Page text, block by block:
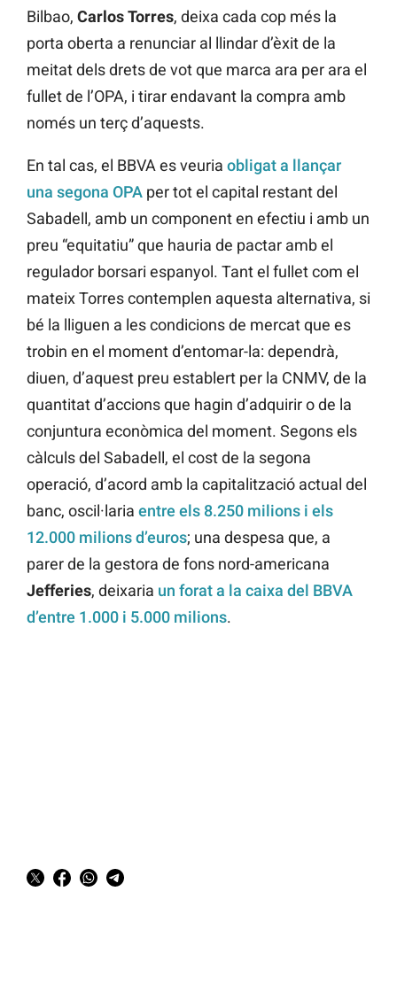
Bilbao, CarlosTorres, deixa cada cop més la
porta oberta a renunciar al llindar d’èxit de la
meitat dels drets de vot que marca ara per ara el
fullet de l’OPA, i tirar endavant la compra amb
només un terç d’aquests.
En tal cas, el BBVA es veuria obligat a llançar
una segona OPA per tot el capital restant del
Sabadell, amb un component en efectiu i amb un
preu “equitatiu” que hauria de pactar amb el
regulador borsari espanyol. Tant el fullet com el
mateix Torres contemplen aquesta alternativa, si
bé la lliguen a les condicions de mercat que es
trobin en el moment d’entomar-la: dependrà,
diuen, d’aquest preu establert per la CNMV, de la
quantitat d’accions que hagin d’adquirir o de la
conjuntura econòmica del moment. Segons els
càlculs del Sabadell, el cost de la segona
operació, d’acord amb la capitalització actual del
banc, oscil·laria entre els 8.250 milions i els
12.000 milions d’euros; una despesa que, a
parer de la gestora de fons nord-americana
Jefferies, deixaria un forat a la caixa del BBVA
d’entre 1.000 i 5.000 milions.